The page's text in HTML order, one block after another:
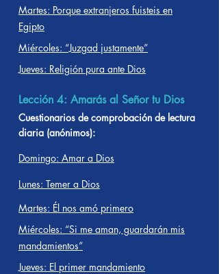
Martes: Porque extranjeros fuisteis en
Egipto
Miércoles: “Juzgad justamente”
Jueves: Religión pura ante Dios
Lección 4: Amarás al Señor tu Dios
Cuestionarios de comprobación de lectura
diaria (anónimos):
Domingo: Amar a Dios
Lunes: Temer a Dios
Martes: Él nos amó primero
Miércoles: “Si me aman, guardarán mis
mandamientos”
Jueves: El primer mandamiento